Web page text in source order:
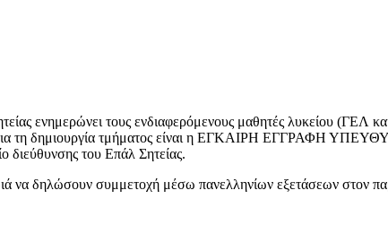
ενημερώνει τους ενδιαφερόμενους μαθητές λυκείου (ΓΕΛ
τη δημιουργία τμήματος είναι η ΕΓΚΑΙΡΗ ΕΓΓΡΑΦΗ
διεύθυνσης του Επάλ Σητείας.
να δηλώσουν συμμετοχή μέσω πανελληνίων εξετάσεων στον